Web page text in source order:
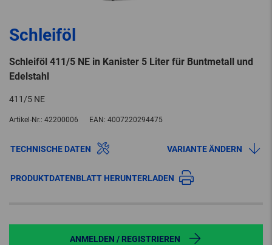
Schleiföl
Schleiföl 411/5 NE in Kanister 5 Liter für Buntmetall und
Edelstahl
411/5 NE
Artikel-Nr.: 42200006 EAN: 4007220294475
TECHNISCHE DATEN VARIANTE ÄNDERN
PRODUKTDATENBLATT HERUNTERLADEN
ANMELDEN / REGISTRIEREN